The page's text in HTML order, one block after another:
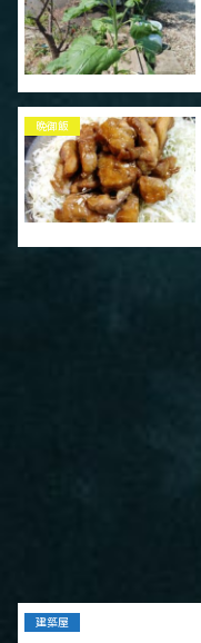
晩御飯
建築屋